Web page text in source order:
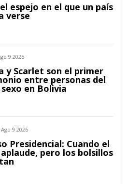
espejo en el que un país
verse
9 2026
y Scarlet son el primer
entre personas del
en Bolivia
Ago 9 2026
Presidencial: Cuando el
pero los bolsillos